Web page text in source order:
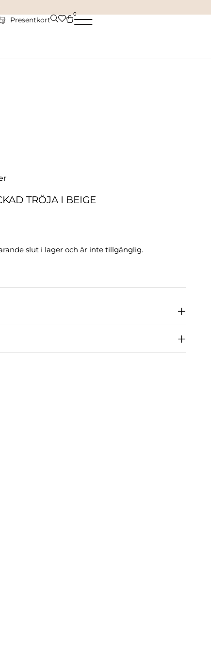
Presentkort
0
TRÖJA I BEIGE
slut i lager och är inte tillgänglig.